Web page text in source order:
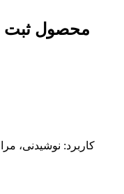
کاربرد: نوشیدنی،